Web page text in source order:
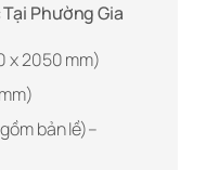
Phường Gia
x 2050 mm)
bản lề)–